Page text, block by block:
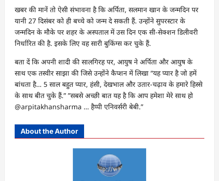
खबर की मानें तो ऐसी संभावना है कि अर्पिता, सलमान खान के जन्मदिन पर
यानी 27 दिसंबर को ही बच्चे को जन्म दे सकती हैं. उन्होंने सुपरस्टार के
जन्मदिन के मौके पर शहर के अस्पताल में उस दिन एक सी-सेक्शन डिलीवरी
निर्धारित की है. इसके लिए वह सारी बुकिंग्स कर चुके हैं.
बता दें कि अपनी शादी की सालगिरह पर, आयुष ने अर्पिता और आयुष के
साथ एक तस्वीर साझा की जिसे उन्होंने कैप्शन में लिखा “यह प्यार है जो हमें
बांधता है… 5 साल बहुत प्यार, हंसी, देखभाल और उतार-चढ़ाव के हमारे हिस्से
के साथ बीत चुके हैं.” ”सबसे अच्छी बात यह है कि आप हमेशा मेरे साथ हो
@arpitakhansharma … हैप्पी एनिवर्सरी बेबी.”
About the Author